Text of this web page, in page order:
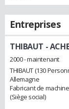
Entreprises
THIBAUT -
2000 - maintenant
THIBAUT (130
Allemagne
Fabricant de
(Siège social)